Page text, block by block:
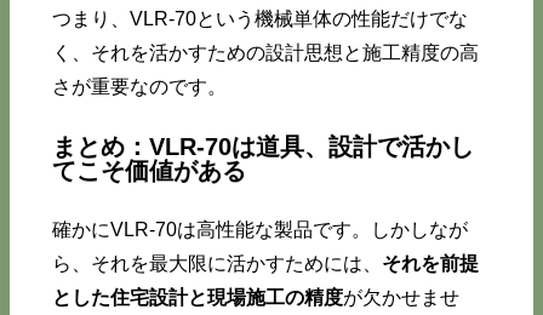
つまり、VLR-70という機械単体の性能だけでな
く、それを活かすための設計思想と施工精度の高
さが重要なのです。
まとめ：VLR-70は道具、設計で活かし
てこそ価値がある
確かにVLR-70は高性能な製品です。しかしなが
ら、それを最大限に活かすためには、 それを前提
とした住宅設計と現場施工の精度が欠かせませ